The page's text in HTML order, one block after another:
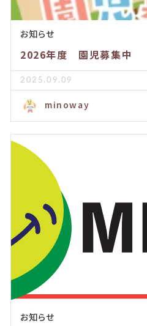
お知らせ
2026年度 園児募集中
2025.09.09
minoway
お知らせ